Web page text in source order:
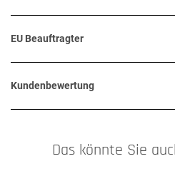
EU Beauftragter
Kundenbewertung
Das könnte Sie